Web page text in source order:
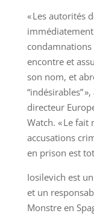
« Les autorités
condamnations
encontre et
son nom, et
“indésirables”
directeur
Watch. « Le fait
accusations
en prison est
Iosilevich est
et un
Monstre en